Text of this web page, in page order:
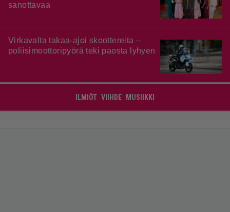
sanottavaa
Virkavalta takaa-ajoi skoottereita –
poliisimoottoripyörä teki paosta lyhyen
ILMIÖT VIIHDE MUSIIKKI